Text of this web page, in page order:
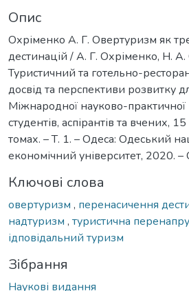
Опис
Охріменко А. Г. Овертуризм як
дестинацій / А. Г. Охріменко, Н.
Туристичний та готельно-
досвід та перспективи розвитку
Міжнародної науково-
студентів, аспірантів та вчених,
томах. – Т. 1. – Одеса: Одеський
економічний університет, 2020.
Ключові слова
овертуризм , перенасичення
надтуризм , туристична
ідповідальний туризм
Зібрання
Наукові видання